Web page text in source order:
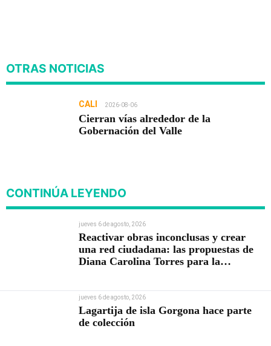
OTRAS NOTICIAS
CALI 2026-08-06
Cierran vías alrededor de la
Gobernación del Valle
CONTINÚA LEYENDO
jueves 6 de agosto, 2026
Reactivar obras inconclusas y crear
una red ciudadana: las propuestas de
Diana Carolina Torres para la
jueves 6 de agosto, 2026
Lagartija de isla Gorgona hace parte
de colección